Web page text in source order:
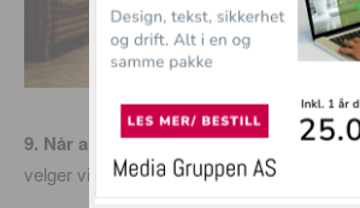
9. Når alle er ute å rocker på byen
velger vi å ta et varmt bad i stedet: